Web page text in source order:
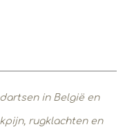
in België en
rugklachten en